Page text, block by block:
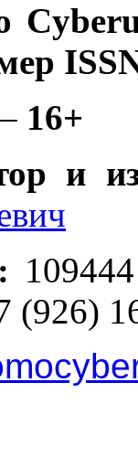
16+
и
:
(926)